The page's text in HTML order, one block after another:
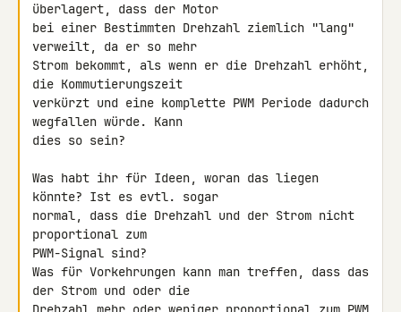
überlagert, dass der Motor
bei einer Bestimmten Drehzahl ziemlich "lang"
verweilt, da er so mehr
Strom bekommt, als wenn er die Drehzahl erhöht,
die Kommutierungszeit
verkürzt und eine komplette PWM Periode dadurch
wegfallen würde. Kann
dies so sein?
Was habt ihr für Ideen, woran das liegen
könnte? Ist es evtl. sogar
normal, dass die Drehzahl und der Strom nicht
proportional zum
PWM-Signal sind?
Was für Vorkehrungen kann man treffen, dass das
der Strom und oder die